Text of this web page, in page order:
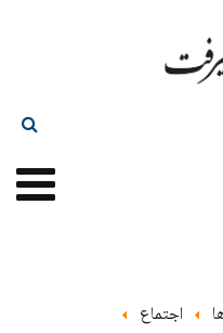
اجتماع